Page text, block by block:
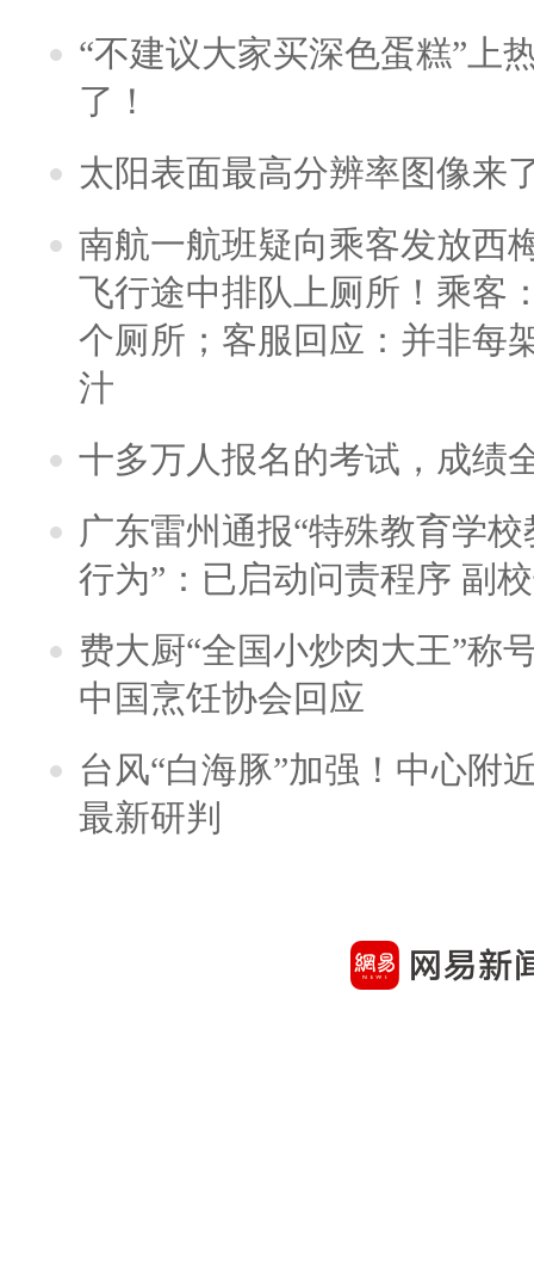
“不建议大家买深色蛋糕”上
了！
太阳表面最高分辨率图像来
南航一航班疑向乘客发放西
飞行途中排队上厕所！乘客
个厕所；客服回应：并非每
汁
十多万人报名的考试，成绩
广东雷州通报“特殊教育学
行为”：已启动问责程序 副
费大厨“全国小炒肉大王”称
中国烹饪协会回应
台风“白海豚”加强！中心附
最新研判